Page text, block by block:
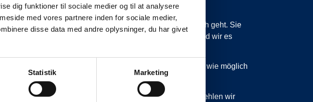
dig funktioner til sociale medier og til at analysere
med vores partnere inden for sociale medier,
disse data med andre oplysninger, du har givet
Statistik Marketing
Wert darauf, unsere Kunden wissen zu lassen, was vor sich geht. Sie
sein: Wenn wir sagen, dass wir planmäßig sind, dann sind wir es
dass wir nicht planmäßig sind, werden wir Sie so schnell wie möglich
beschäftigt, wenn wir nicht planmäßig sind. Daher empfehlen wir